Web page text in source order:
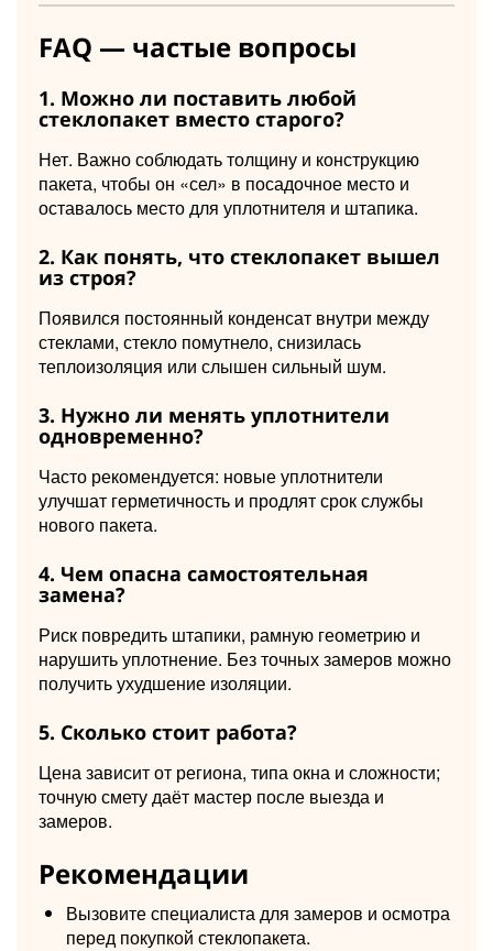
FAQ — частые вопросы
1. Можно ли поставить любой
стеклопакет вместо старого?
Нет. Важно соблюдать толщину и конструкцию
пакета, чтобы он «сел» в посадочное место и
оставалось место для уплотнителя и штапика.
2. Как понять, что стеклопакет вышел
из строя?
Появился постоянный конденсат внутри между
стеклами, стекло помутнело, снизилась
теплоизоляция или слышен сильный шум.
3. Нужно ли менять уплотнители
одновременно?
Часто рекомендуется: новые уплотнители
улучшат герметичность и продлят срок службы
нового пакета.
4. Чем опасна самостоятельная
замена?
Риск повредить штапики, рамную геометрию и
нарушить уплотнение. Без точных замеров можно
получить ухудшение изоляции.
5. Сколько стоит работа?
Цена зависит от региона, типа окна и сложности;
точную смету даёт мастер после выезда и
замеров.
Рекомендации
Вызовите специалиста для замеров и осмотра
перед покупкой стеклопакета.